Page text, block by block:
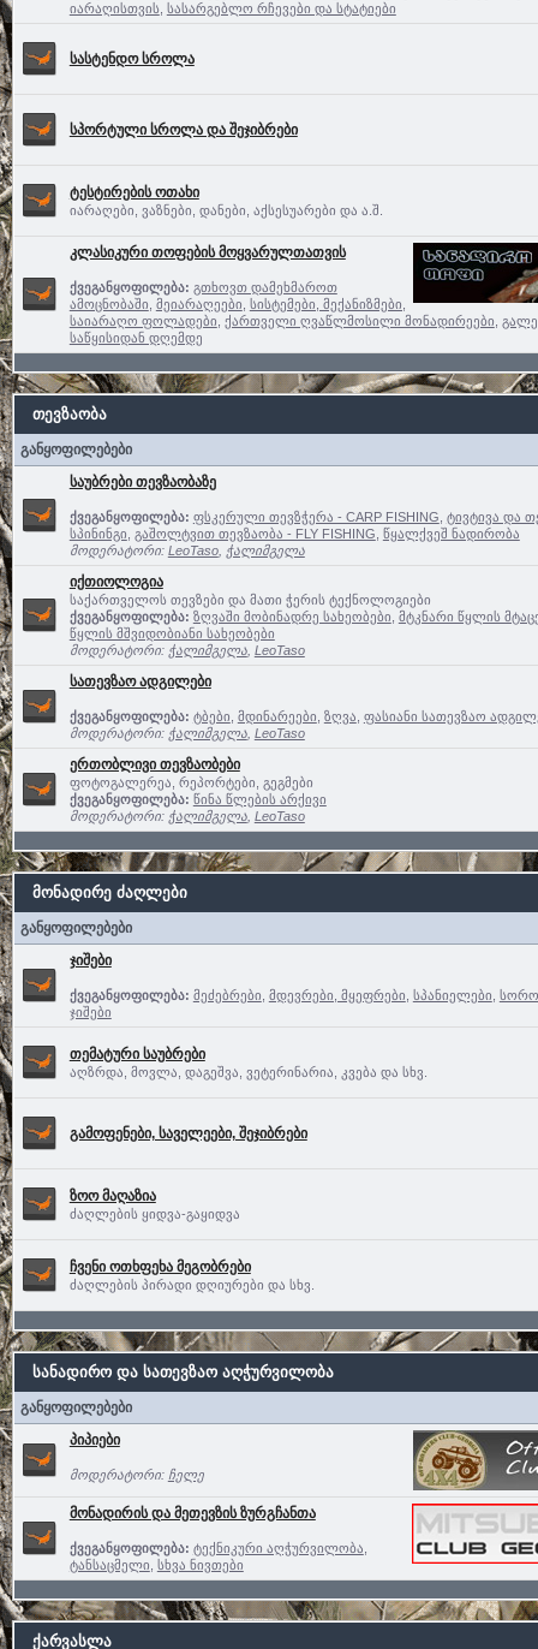
იარაღისთვის, სასარგებლო რჩევები და სტატიები
სასტენდო სროლა
სპორტული სროლა და შეჯიბრები
ტესტირების ოთახი
იარაღები, ვაზნები, დანები, აქსესუარები და ა.შ.
კლასიკური თოფების მოყვარულთათვის
ქვეგანყოფილება: გთხოვთ დამეხმაროთ
ამოცნობაში მეიარაღეები სისტემები, მექანიზმები,
საიარაღო ფოლადები ქართველი ღვაწლმოსილი მონადირეები
საწყისიდან დღემდე
თევზაობა
განყოფილებები
საუბრები თევზაობაზე
ქვეგანყოფილება: ფსკერული თევზჭერა - CARP FISHING ტივტივა და
სპინინგი გაშოლტვით თევზაობა - FLY FISHING წყალქვეშ ნადირობა
მოდერატორი: LeoTaso, ჭალიმგელა
იქთიოლოგია
საქართველოს თევზები და მათი ჭერის ტექნოლოგიები
ქვეგანყოფილება: ზღვაში მობინადრე სახეობები მტკნარი წყლის
წყლის მშვიდობიანი სახეობები
მოდერატორი: ჭალიმგელა, LeoTaso
სათევზაო ადგილები
ქვეგანყოფილება: ტბები მდინარეები ზღვა ფასიანი სათევზაო
მოდერატორი: ჭალიმგელა, LeoTaso
ერთობლივი თევზაობები
ფოტოგალერეა, რეპორტები, გეგმები
ქვეგანყოფილება: წინა წლების არქივი
მოდერატორი: ჭალიმგელა, LeoTaso
მონადირე ძაღლები
განყოფილებები
ჯიშები
ქვეგანყოფილება: მეძებრები მდევრები, მყეფრები სპანიელები
ჯიშები
თემატური საუბრები
აღზრდა, მოვლა, დაგეშვა, ვეტერინარია, კვება და სხვ.
გამოფენები, საველეები, შეჯიბრები
ზოო მაღაზია
ძაღლების ყიდვა-გაყიდვა
ჩვენი ოთხფეხა მეგობრები
ძაღლების პირადი დღიურები და სხვ.
სანადირო და სათევზაო აღჭურვილობა
განყოფილებები
პიპიები
მოდერატორი: ჩელე
მონადირის და მეთევზის ზურგჩანთა
ქვეგანყოფილება: ტექნიკური აღჭურვილობა
ტანსაცმელი სხვა ნივთები
ქარვასლა